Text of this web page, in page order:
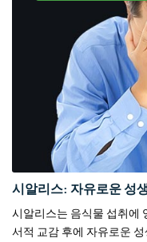
시알리스: 자유로운 성
시알리스는 음식물 섭취에
서적 교감 후에 자유로운